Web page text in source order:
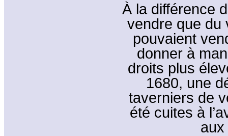
À la différence
vendre que du
pouvaient
donner à
droits plus
1680, une
taverniers de
été cuites à